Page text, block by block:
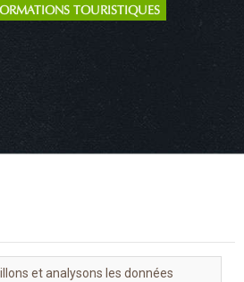
TOURISTIQUES
et analysons les données